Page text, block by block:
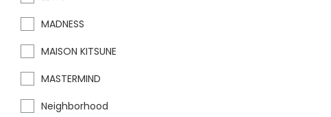
MADNESS
MAISON KITSUNE
MASTERMIND
Neighborhood